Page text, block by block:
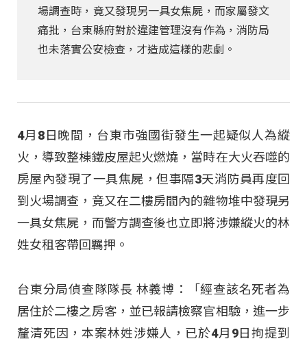
場調查時，竟又發現另一具女焦屍，而家屬發文
痛批，台東縣府對於違建管理沒有作為，消防局
也未落實公安檢查，才造成這樣的悲劇。
4月8日晚間，台東市強國街發生一起疑似人為縱
火，導致整棟鐵皮屋起火燃燒，當時在大火吞噬的
房屋內發現了一具焦屍，但事隔3天消防員再度回
到火場調查，竟又在二樓房間內的雜物堆中發現另
一具女焦屍，而警方調查後也立即將涉嫌縱火的林
姓女租客帶回羈押。
台東分局偵查隊隊長 林義博：「經查該名死者為
居住於二樓之房客，並已報請檢察官相驗，進一步
釐清死因，本案林姓涉嫌人，已於4月9日拘提到